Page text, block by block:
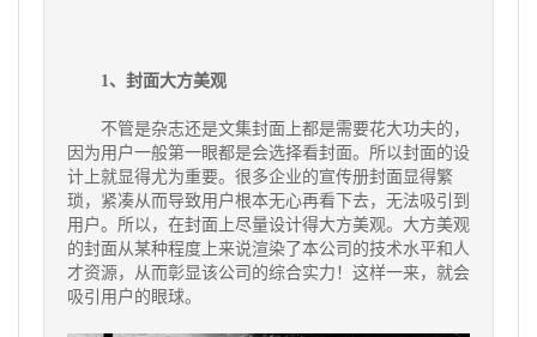
1、封面大方美观
不管是杂志还是文集封面上都是需要花大功夫的，
因为用户一般第一眼都是会选择看封面。所以封面的设
计上就显得尤为重要。很多企业的宣传册封面显得繁
琐，紧凑从而导致用户根本无心再看下去，无法吸引到
用户。所以，在封面上尽量设计得大方美观。大方美观
的封面从某种程度上来说渲染了本公司的技术水平和人
才资源，从而彰显该公司的综合实力！这样一来，就会
吸引用户的眼球。